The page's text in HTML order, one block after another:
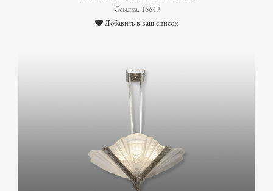
Ссылка: 16649
Добавить в ваш список